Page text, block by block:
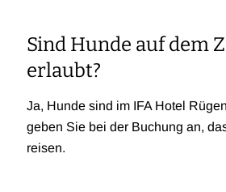
Sind Hunde auf dem
erlaubt?
Ja, Hunde sind im IFA Hotel
geben Sie bei der Buchung an,
reisen.